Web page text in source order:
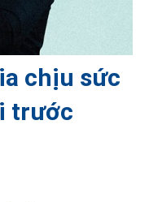
chịu sức
trước